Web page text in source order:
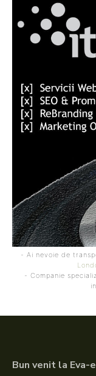
- Ai nevoie de
- Companie
Bun venit la Eva-